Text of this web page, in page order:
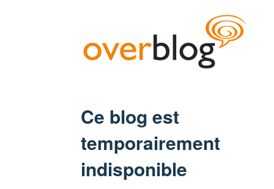
Ce blog est
temporairement
indisponible